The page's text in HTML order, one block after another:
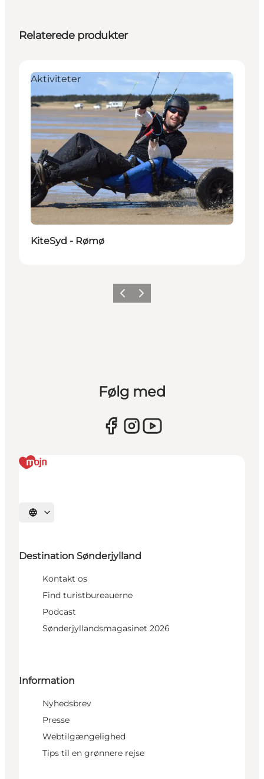
Relaterede produkter
Aktiviteter
KiteSyd - Rømø
ForrigeNæste
Følg med
Vælg sprog
Destination Sønderjylland
Kontakt os
Find turistbureauerne
Podcast
Sønderjyllandsmagasinet 2026
Information
Nyhedsbrev
Presse
Webtilgængelighed
Tips til en grønnere rejse